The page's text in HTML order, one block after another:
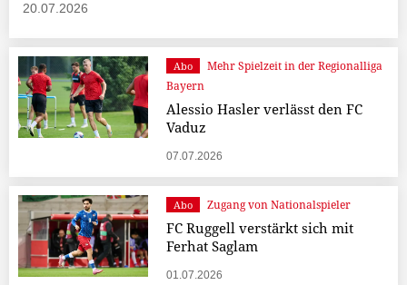
20.07.2026
Abo
Mehr Spielzeit in der Regionalliga
Bayern
Alessio Hasler verlässt den FC
Vaduz
07.07.2026
Abo Zugang von Nationalspieler
FC Ruggell verstärkt sich mit
Ferhat Saglam
01.07.2026